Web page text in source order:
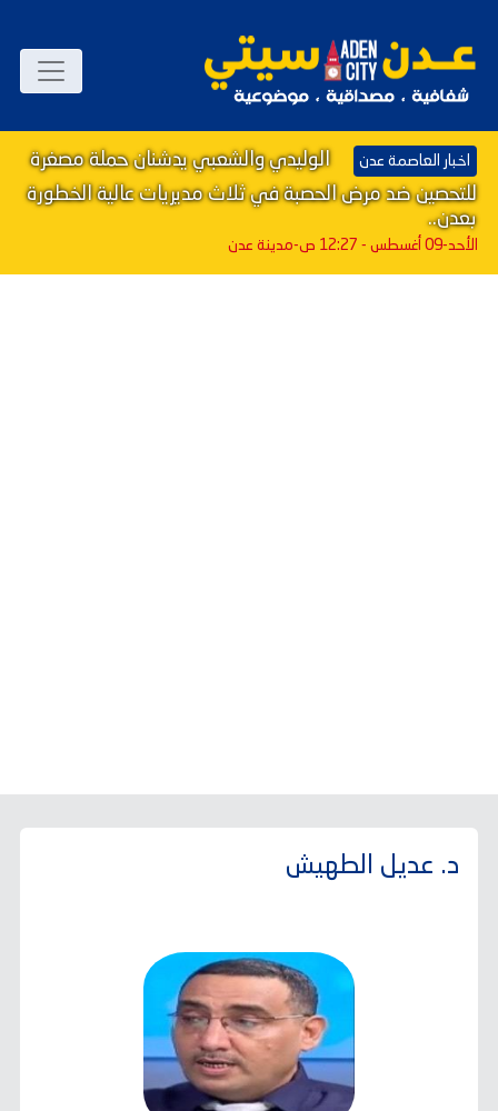
اخبار العاصمة عدن
الوليدي والشعبي يدشنان حملة مصغرة
للتحصين ضد مرض الحصبة في ثلاث مديريات عالية الخطورة
بعدن..
الأحد-09 أغسطس - 12:27 ص -مدينة عدن
د. عديل الطهيش